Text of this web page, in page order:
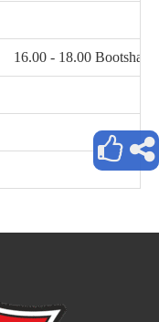
16.00 - 18.00 Bootshaus